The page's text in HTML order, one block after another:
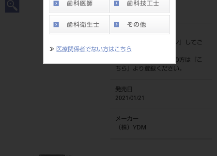
≫ 医療関係者でない方はこちら
JAN/EANコード
標準価格
ログイン
』してご
覧ください。
ネット会員登録がまだの方は『
こ
ちら
』より登録ください。
発売日
2021/01/21
メーカー
（株）YDM